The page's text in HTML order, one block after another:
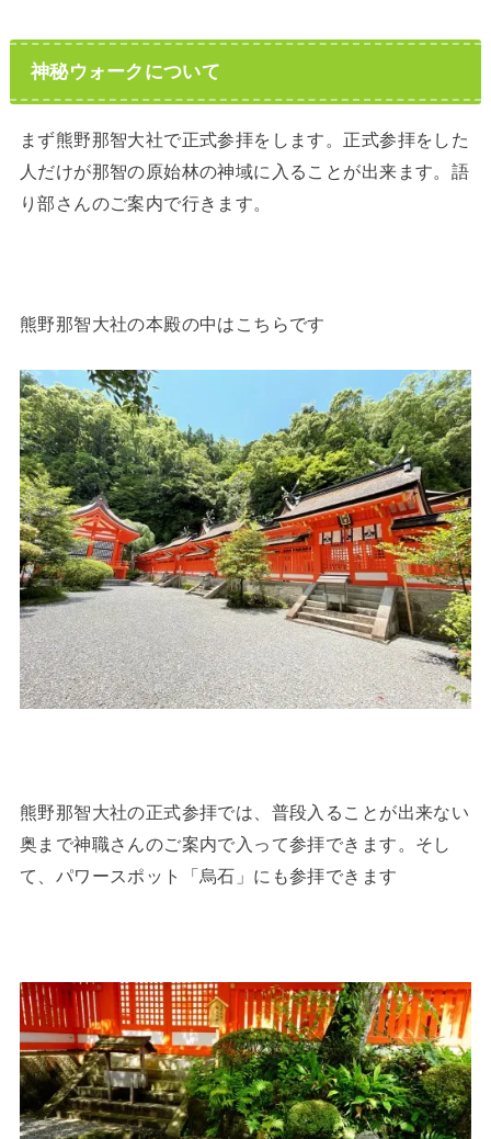
神秘ウォークについて
まず熊野那智大社で正式参拝をします。正式参拝をした
人だけが那智の原始林の神域に入ることが出来ます。語
り部さんのご案内で行きます。
熊野那智大社の本殿の中はこちらです
熊野那智大社の正式参拝では、普段入ることが出来ない
奥まで神職さんのご案内で入って参拝できます。そし
て、パワースポット「烏石」にも参拝できます